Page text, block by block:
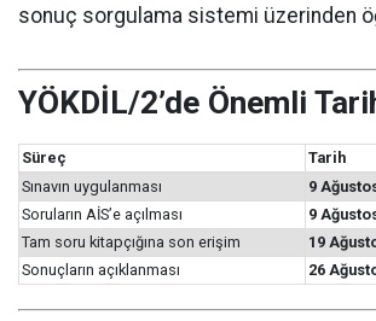
sonuç sorgulama sistemi üzerinden
YÖKDİL/2’de Önemli
Süreç
Tarih
Sınavın uygulanması
9
Soruların AİS’e açılması
9
Tam soru kitapçığına son erişim
19
Sonuçların açıklanması
26